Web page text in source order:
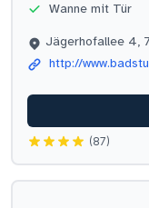
Wanne mit Tür
Jägerhofallee 4,
http://
(87)